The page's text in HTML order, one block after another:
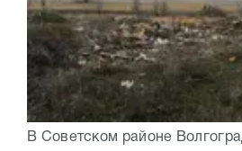
В Советском районе